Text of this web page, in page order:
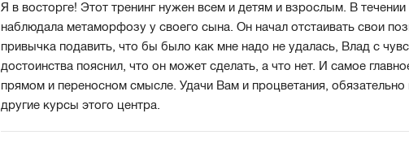
Я в восторге! Этот тренинг нужен всем и детям и взрослым. В течении
наблюдала метаморфозу у своего сына. Он начал отстаивать свои
привычка подавить, что бы было как мне надо не удалась, Влад с
достоинства пояснил, что он может сделать, а что нет. И самое
прямом и переносном смысле. Удачи Вам и процветания,
другие курсы этого центра.